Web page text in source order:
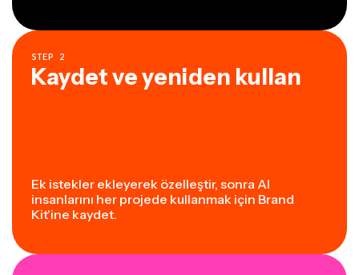
STEP 2
Kaydet ve yeniden kullan
Ek istekler ekleyerek özelleştir, sonra AI
insanlarını her projede kullanmak için Brand
Kit'ine kaydet.